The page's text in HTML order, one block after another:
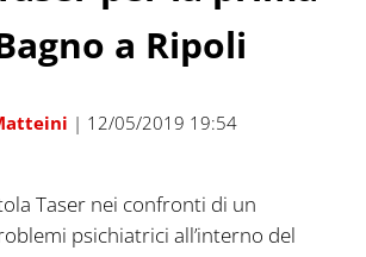
a Ripoli
| 12/05/2019 19:54
Taser nei confronti di un
psichiatrici all’interno del